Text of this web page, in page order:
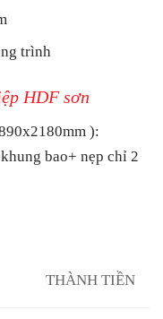
trình
HDF sơn
):
bao+ nẹp chỉ 2
THÀNH TIỀN